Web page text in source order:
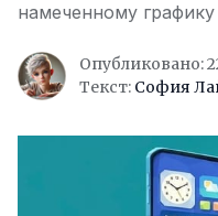
намеченному графику
Опубликовано:
Текст: София